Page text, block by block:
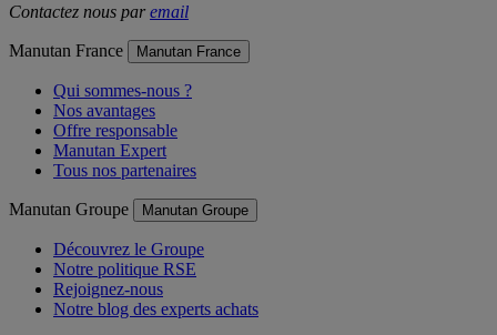
Contactez nous paremail
Manutan France Manutan France
Qui sommes-nous ?
Nos avantages
Offre responsable
Manutan Expert
Tous nos partenaires
Manutan Groupe Manutan Groupe
Découvrez le Groupe
Notre politique RSE
Rejoignez-nous
Notre blog des experts achats